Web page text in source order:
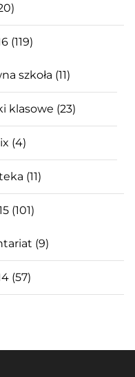
(119)
szkoła (11)
klasowe (23)
(4)
(11)
(101)
(9)
(57)